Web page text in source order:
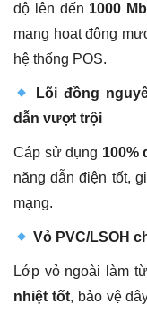
độ lên đến 1000
mạng hoạt động
hệ thống POS.
Lõi đồng
dẫn vượt trội
Cáp sử dụng 100%
năng dẫn điện tốt,
mạng.
Vỏ PVC/LSOH
Lớp vỏ ngoài làm từ
nhiệt tốt, bảo vệ